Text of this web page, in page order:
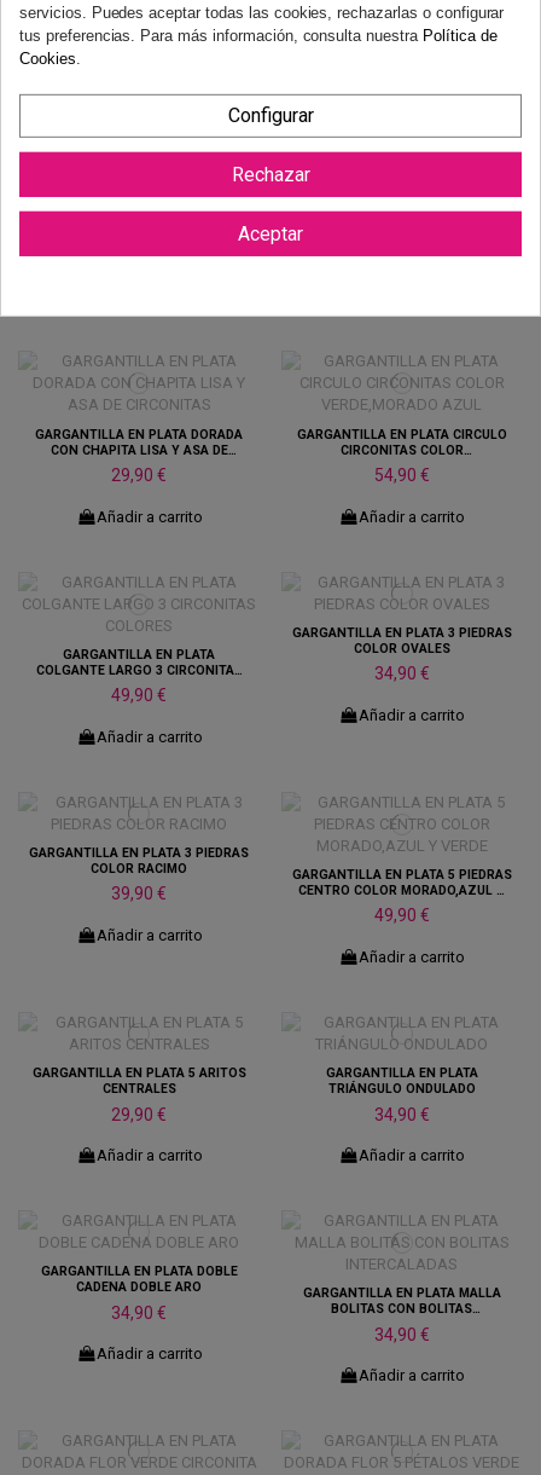
BICOLOR
29,90 €
BANDAS BICOLORES
39,90 €
GARGANTILLA EN PLATA DORADA
44,90 €
LUNAS BICOLORES
GARGANTILLA EN PLATA DORADA
CON CHAPITA LISA Y ASA DE
CIRCONITAS
29,90 €
Añadir a carrito
GARGANTILLA EN PLATA CIRCULO
CIRCONITAS COLOR
VERDE,MORADO AZUL
54,90 €
Añadir a carrito
GARGANTILLA EN PLATA
COLGANTE LARGO 3 CIRCONITAS
COLORES
49,90 €
Añadir a carrito
GARGANTILLA EN PLATA 3 PIEDRAS
COLOR OVALES
34,90 €
Añadir a carrito
GARGANTILLA EN PLATA 3 PIEDRAS
COLOR RACIMO
39,90 €
Añadir a carrito
GARGANTILLA EN PLATA 5 PIEDRAS
CENTRO COLOR MORADO,AZUL Y
VERDE
49,90 €
Añadir a carrito
GARGANTILLA EN PLATA 5 ARITOS
CENTRALES
29,90 €
Añadir a carrito
GARGANTILLA EN PLATA
TRIÁNGULO ONDULADO
34,90 €
Añadir a carrito
GARGANTILLA EN PLATA DOBLE
CADENA DOBLE ARO
34,90 €
Añadir a carrito
GARGANTILLA EN PLATA MALLA
BOLITAS CON BOLITAS
INTERCALADAS
34,90 €
Añadir a carrito
servicios. Puedes aceptar todas las cookies, rechazarlas o configurar
tus preferencias. Para más información, consulta nuestra Política de
Cookies
Configurar
Rechazar
Aceptar